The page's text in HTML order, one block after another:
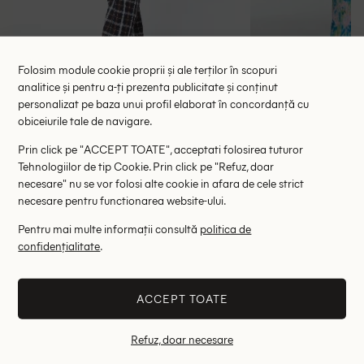
Pantaloni ASOS, mix culori
89.00 lei
RRP: 169.00 lei
36
Altii au fost interesati de
- 47%
Folosim module cookie proprii și ale terților în scopuri
analitice și pentru a-ți prezenta publicitate și conținut
personalizat pe baza unui profil elaborat în concordanță cu
obiceiurile tale de navigare.
Prin click pe "ACCEPT TOATE", acceptati folosirea tuturor
Tehnologiilor de tip Cookie. Prin click pe "Refuz, doar
necesare" nu se vor folosi alte cookie in afara de cele strict
necesare pentru functionarea website-ului.
Pentru mai multe informații consultă politica de
confidențialitate.
ACCEPT TOATE
Refuz, doar necesare